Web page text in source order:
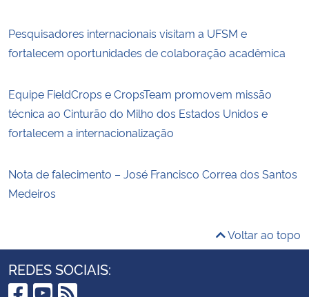
Pesquisadores internacionais visitam a UFSM e
fortalecem oportunidades de colaboração acadêmica
Equipe FieldCrops e CropsTeam promovem missão
técnica ao Cinturão do Milho dos Estados Unidos e
fortalecem a internacionalização
Nota de falecimento – José Francisco Correa dos Santos
Medeiros
Voltar ao topo
REDES SOCIAIS: